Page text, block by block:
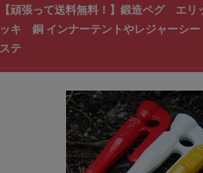
【頑張って送料無料！】鍛造ペグ エ
ッキ 銅 インナーテントやレジャーシ
ステ